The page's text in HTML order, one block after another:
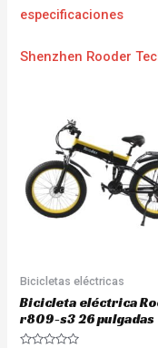
especificaciones
Shenzhen Rooder
Bicicletas eléctricas
Bicicleta eléctrica
r809-s3 26 pulgadas